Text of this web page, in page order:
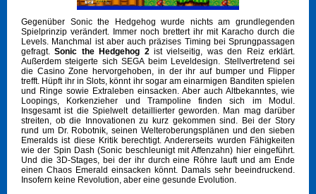
Gegenüber Sonic the Hedgehog wurde nichts am grundlegenden
Spielprinzip verändert. Immer noch brettert ihr mit Karacho durch die
Levels. Manchmal ist aber auch präzises Timing bei Sprungpassagen
gefragt.Sonic the Hedgehog 2ist vielseitig, was den Reiz erklärt.
Außerdem steigerte sich SEGA beim Leveldesign. Stellvertretend sei
die Casino Zone hervorgehoben, in der ihr auf bumper und Flipper
trefft. Hüpft ihr in Slots, könnt ihr sogar am einarmigen Banditen spielen
und Ringe sowie Extraleben einsacken. Aber auch Altbekanntes, wie
Loopings, Korkenzieher und Trampoline finden sich im Modul.
Insgesamt ist die Spielwelt detaillierter geworden. Man mag darüber
streiten, ob die Innovationen zu kurz gekommen sind. Bei der Story
rund um Dr. Robotnik, seinen Welteroberungsplänen und den sieben
Emeralds ist diese Kritik berechtigt. Andererseits wurden Fähigkeiten
wie der Spin Dash (Sonic beschleunigt mit Affenzahn) hier eingeführt.
Und die 3D-Stages, bei der ihr durch eine Röhre lauft und am Ende
einen Chaos Emerald einsacken könnt. Damals sehr beeindruckend.
Insofern keine Revolution, aber eine gesunde Evolution.